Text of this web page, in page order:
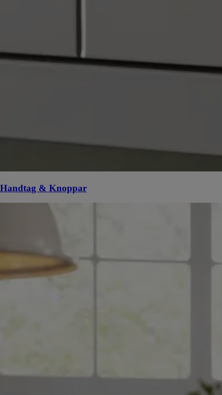
Handtag & Knoppar